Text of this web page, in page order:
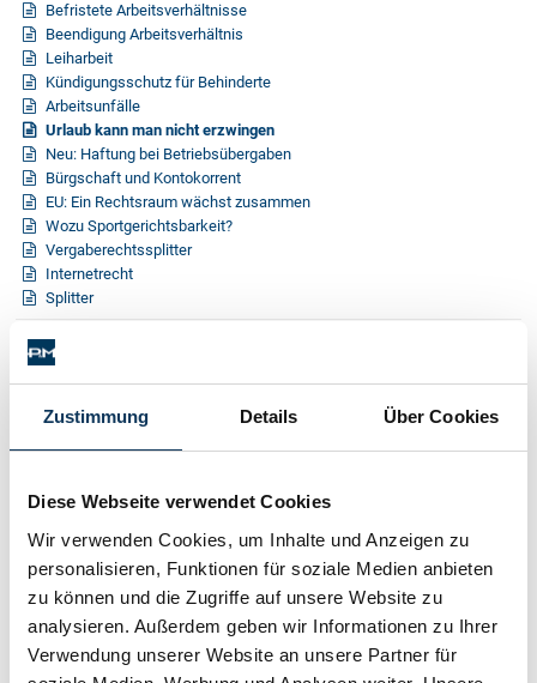
Zustimmung Details Über Cookies
Diese Webseite verwendet Cookies
Wir verwenden Cookies, um Inhalte und Anzeigen zu
personalisieren, Funktionen für soziale Medien anbieten
zu können und die Zugriffe auf unsere Website zu
analysieren. Außerdem geben wir Informationen zu Ihrer
Verwendung unserer Website an unsere Partner für
Unternehmensnachfolge in der
Familie
Wichtige Vertragsklauseln bei Kauf-
und Übergabeverträgen
Check dein Recht/Erbrecht
Schenkung von Immobilien
Checklisten: Haus-, Wohnungs- und
Grundstückkauf
Checkliste: Immobilienertragssteuer
Checkliste: Mietvertrag
Checkliste: GmbH-Gründung
Checkliste: Gewerbeanm. durch jur.
Person
Befristete Arbeitsverhältnisse
Beendigung Arbeitsverhältnis
Leiharbeit
Kündigungsschutz für Behinderte
Arbeitsunfälle
Urlaub kann man nicht erzwingen
Neu: Haftung bei Betriebsübergaben
Bürgschaft und Kontokorrent
EU: Ein Rechtsraum wächst zusammen
Wozu Sportgerichtsbarkeit?
Vergaberechtssplitter
Internetrecht
Splitter
Ausgabe 09/2006
Ausgabe 09/2005
Ausgabe 09/2004
Ausgabe 09/2002
Ausgabe 09/2001
Ausgabe 11/1999
Ausgabe 10/1998